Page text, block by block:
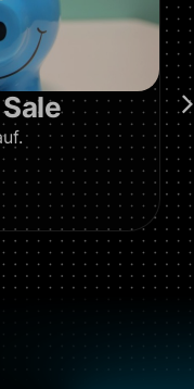
bist, willst
oder
meisten
Beruf.